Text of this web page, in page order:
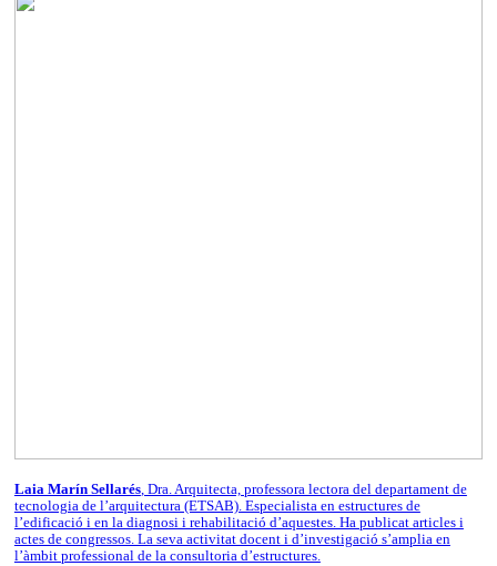
Laia Marín Sellarés, Dra. Arquitecta, professora lectora del departament de
tecnologia de l’arquitectura (ETSAB). Especialista en estructures de
l’edificació i en la diagnosi i rehabilitació d’aquestes. Ha publicat articles i
actes de congressos. La seva activitat docent i d’investigació s’amplia en
l’àmbit professional de la consultoria d’estructures.